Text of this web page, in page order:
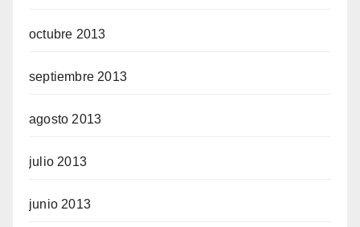
octubre 2013
septiembre 2013
agosto 2013
julio 2013
junio 2013